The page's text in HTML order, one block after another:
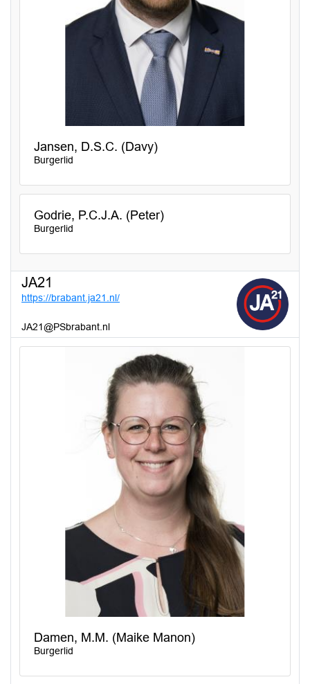
Jansen, D.S.C. (Davy)
Burgerlid
Godrie, P.C.J.A. (Peter)
Burgerlid
JA21
https://brabant.ja21.nl/
JA21@PSbrabant.nl
Damen, M.M. (Maike Manon)
Burgerlid